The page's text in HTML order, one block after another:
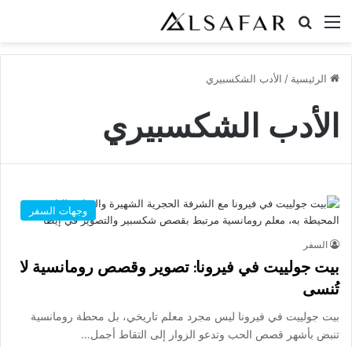
القائمة بحث عن
الرئيسية / الأدب الشكسبيري
الأدب الشكسبيري
وجهات السفر
السفر
بيت جولييت في فيرونا: تصوير وقصص رومانسية لا
تُنسى
بيت جولييت في فيرونا ليس مجرد معلم تاريخي، بل محطة رومانسية
تنبض بأشهر قصص الحب وتدعو الزوار إلى التقاط أجمل…